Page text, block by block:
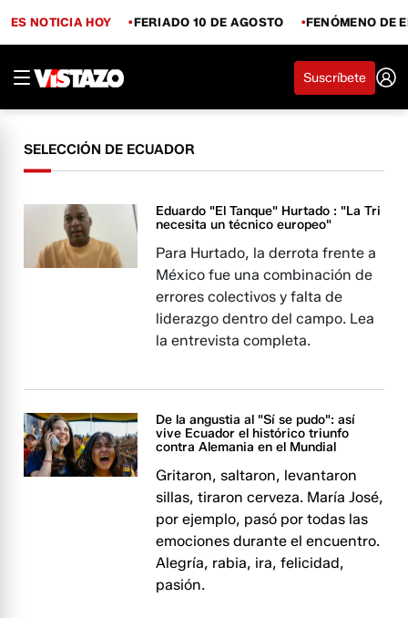
ES NOTICIA HOY FERIADO 10 DE AGOSTO FENÓMENO DE
Suscríbete
SELECCIÓN DE ECUADOR
Eduardo "El Tanque" Hurtado : "La Tri
necesita un técnico europeo"
Para Hurtado, la derrota frente a
México fue una combinación de
errores colectivos y falta de
liderazgo dentro del campo. Lea
la entrevista completa.
De la angustia al "Sí se pudo": así
vive Ecuador el histórico triunfo
contra Alemania en el Mundial
Gritaron, saltaron, levantaron
sillas, tiraron cerveza. María José,
por ejemplo, pasó por todas las
emociones durante el encuentro.
Alegría, rabia, ira, felicidad,
pasión.